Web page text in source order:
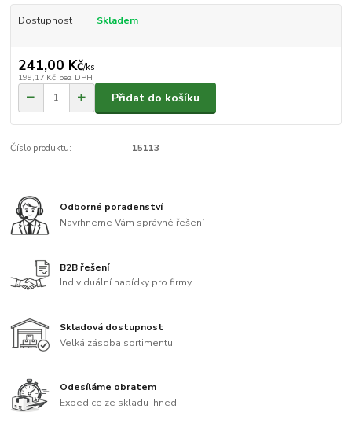
Dostupnost Skladem
241,00 Kč/ks
199,17 Kč bez DPH
Přidat do košíku
Číslo produktu: 15113
Odborné poradenství
Navrhneme Vám správné řešení
B2B řešení
Individuální nabídky pro firmy
Skladová dostupnost
Velká zásoba sortimentu
Odesíláme obratem
Expedice ze skladu ihned